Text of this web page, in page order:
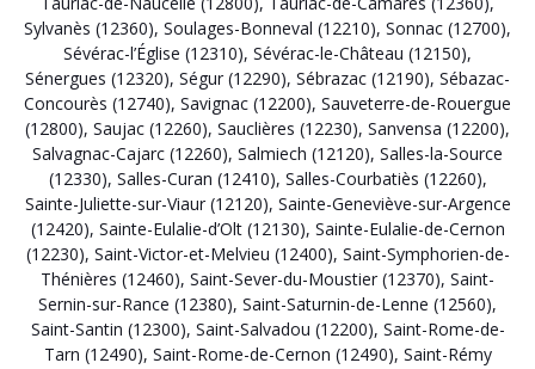
Sylvanès (12360), Soulages-Bonneval (12210), Sonnac (12700),
Sévérac-l’Église (12310), Sévérac-le-Château (12150),
Sénergues (12320), Ségur (12290), Sébrazac (12190), Sébazac-
Concourès (12740), Savignac (12200), Sauveterre-de-Rouergue
(12800), Saujac (12260), Sauclières (12230), Sanvensa (12200),
Salvagnac-Cajarc (12260), Salmiech (12120), Salles-la-Source
(12330), Salles-Curan (12410), Salles-Courbatiès (12260),
Sainte-Juliette-sur-Viaur (12120), Sainte-Geneviève-sur-Argence
(12420), Sainte-Eulalie-d’Olt (12130), Sainte-Eulalie-de-Cernon
(12230), Saint-Victor-et-Melvieu (12400), Saint-Symphorien-de-
Thénières (12460), Saint-Sever-du-Moustier (12370), Saint-
Sernin-sur-Rance (12380), Saint-Saturnin-de-Lenne (12560),
Saint-Santin (12300), Saint-Salvadou (12200), Saint-Rome-de-
Tarn (12490), Saint-Rome-de-Cernon (12490), Saint-Rémy